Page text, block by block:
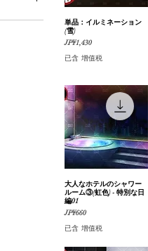
快速瀏覽
単品：イルミネーション
(雪)
價格
JP¥1,430
已含 增值税
快速瀏覽
大人なホテルのシャワー
ルーム③(虹色) - 特別な日
編01
價格
JP¥660
已含 增值税